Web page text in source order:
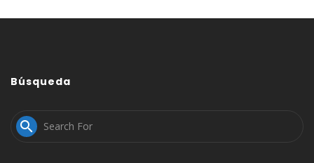
Búsqueda
